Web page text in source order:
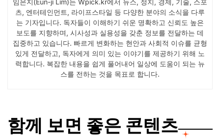
츠, 엔터테인먼트, 라이프스타일 등 다양한 분야의 소식을 다루
는 기자입니다. 독자들이 이해하기 쉬운 명확하고 신뢰도 높은
보도를 지향하며, 시사성과 실용성을 갖춘 정보를 전달하는 데
집중하고 있습니다. 빠르게 변화하는 현안과 사회적 이슈를 균형
있게 전달하고, 독자에게 의미 있는 이야기를 제공하기 위해 노
력합니다. 복잡한 내용을 쉽게 풀어내어 일상에 도움이 되는 뉴
스를 전하는 것을 목표로 합니다.
함께 보면 좋은 콘텐츠